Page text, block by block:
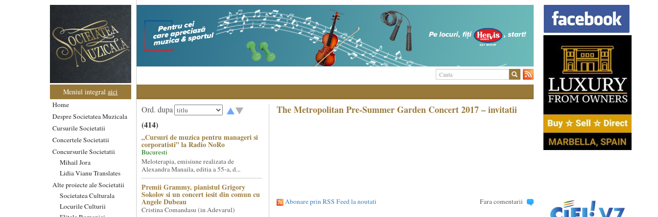
Meniul integralaici
Home
Despre Societatea Muzicala
Cursurile Societatii
Concertele Societatii
Concursurile Societatii
Mihail Jora
Lidia Vianu Translates
Alte proiecte ale Societatii
Societatea Culturala
Locurile Culturii
Ord. dupa
(414)
„Cursuri de muzica pentru manageri si
corporatisti” la Radio NoRo
Bucuresti
Meloterapia, emisiune realizata de
Alexandra Manaila, editia a 55-a, d...
Premii Grammy, pianistul Grigory
Sokolov si un concert iesit din comun cu
Angele Dubeau
Cristina Comandasu (in Adevarul)
The Metropolitan Pre-Summer Garden Concert 2017 – invitatii
Abonare prin RSS Feed la noutati Fara comentarii